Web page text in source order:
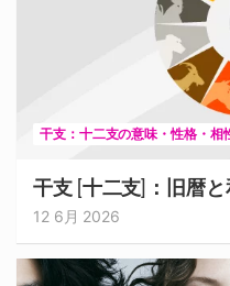
干支：十二支の意味・性格・相
干支 [十二支]：旧暦
12 6月 2026